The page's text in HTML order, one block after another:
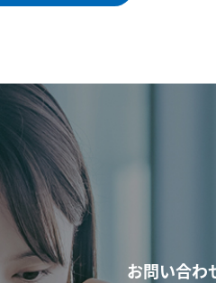
お問い合わ